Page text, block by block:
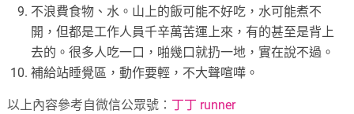
不浪費食物、水。山上的飯可能不好吃，水可能煮不
開，但都是工作人員千辛萬苦運上來，有的甚至是背上
去的。很多人吃一口，啪幾口就扔一地，實在說不過。
補給站睡覺區，動作要輕，不大聲喧嘩。
以上內容參考自微信公眾號： 丁丁 runner